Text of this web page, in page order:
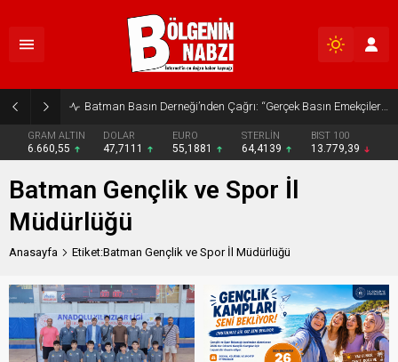
Batman Basın Derneği’nden Çağrı: “Gerçek Basın Emekçileri Desteklenmeli”
GRAM ALTIN
6.660,55
DOLAR
47,7111
EURO
55,1881
STERLİN
64,4139
BIST 100
13.779,39
Batman Gençlik ve Spor İl
Müdürlüğü
Anasayfa Etiket:Batman Gençlik ve Spor İl Müdürlüğü